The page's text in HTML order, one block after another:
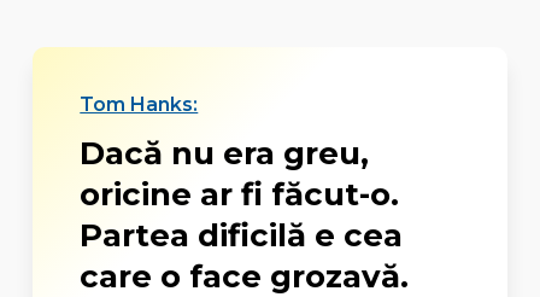
Tom Hanks:
Dacă nu era greu,
oricine ar fi făcut-o.
Partea dificilă e cea
care o face grozavă.